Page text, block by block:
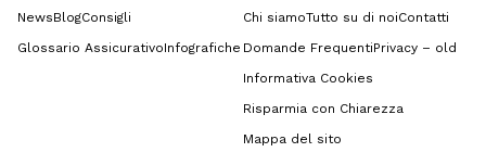
NewsBlogConsigli
Glossario AssicurativoInfografiche
Chi siamoTutto su di noiContatti
Domande FrequentiPrivacy – old
Informativa Cookies
Risparmia con Chiarezza
Mappa del sito